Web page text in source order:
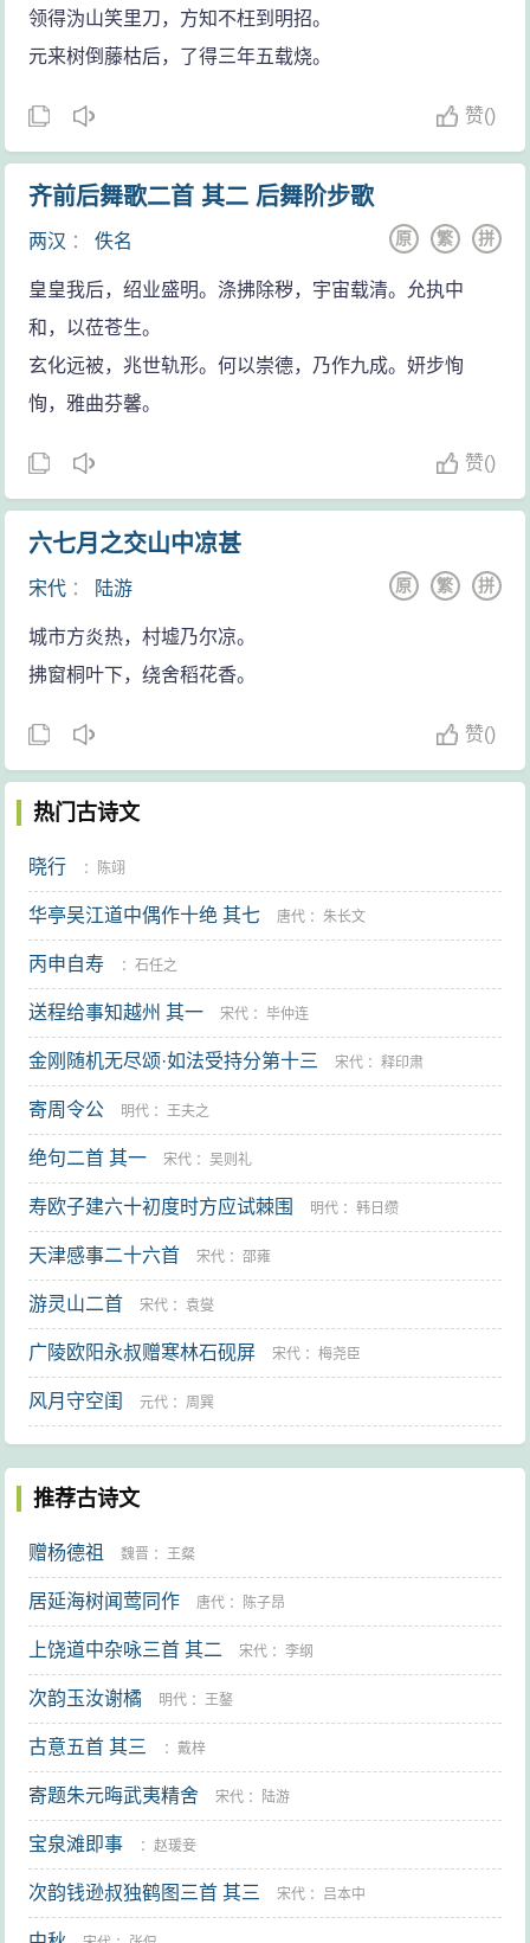
领得沩山笑里刀，方知不枉到明招。
元来树倒藤枯后，了得三年五载烧。
赞()
齐前后舞歌二首 其二 后舞阶步歌
两汉 ：佚名 拼
繁
原
皇皇我后，绍业盛明。涤拂除秽，宇宙载清。允执中
和，以莅苍生。
玄化远被，兆世轨形。何以崇德，乃作九成。妍步恂
恂，雅曲芬馨。
赞()
六七月之交山中凉甚
宋代 ： 陆游 拼
繁
原
城市方炎热，村墟乃尔凉。
拂窗桐叶下，绕舍稻花香。
赞()
热门古诗文
晓行 ： 陈翊
华亭吴江道中偶作十绝 其七 唐代 ：朱长文
丙申自寿 ：石任之
送程给事知越州 其一 宋代 ：毕仲连
金刚随机无尽颂·如法受持分第十三 宋代 ：释印肃
寄周令公 明代 ：王夫之
绝句二首 其一 宋代 ：吴则礼
寿欧子建六十初度时方应试棘围 明代 ：韩日缵
天津感事二十六首 宋代 ：邵雍
游灵山二首 宋代 ：袁燮
广陵欧阳永叔赠寒林石砚屏 宋代 ：梅尧臣
风月守空闺 元代 ： 周巽
推荐古诗文
赠杨德祖 魏晋 ：王粲
居延海树闻莺同作 唐代 ： 陈子昂
上饶道中杂咏三首 其二 宋代 ：李纲
次韵玉汝谢橘 明代 ：王鏊
古意五首 其三 ：戴梓
寄题朱元晦武夷精舍 宋代 ： 陆游
宝泉滩即事 ：赵瑗妾
次韵钱逊叔独鹤图三首 其三 宋代 ： 吕本中